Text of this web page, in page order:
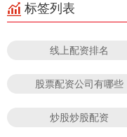
标签列表
线上配资排名
股票配资公司有哪些
炒股炒股配资